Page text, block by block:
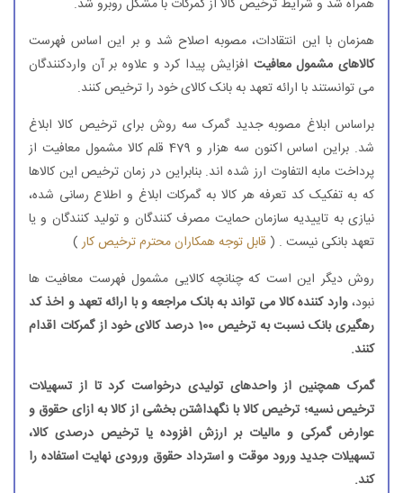
همراه شد و شرایط ترخیص کالا از گمرکات با مشکل روبرو شد.
همزمان با این انتقادات، مصوبه اصلاح شد و بر این اساس فهرست
کالاهای مشمول معافیت افزایش پیدا کرد و علاوه بر آن واردکنندگان
می توانستند با ارائه تعهد به بانک کالای خود را ترخیص کنند.
براساس ابلاغ مصوبه جدید گمرک سه روش برای ترخیص کالا ابلاغ
شد. براین اساس اکنون سه هزار و 479 قلم کالا مشمول معافیت از
پرداخت مابه التفاوت ارز شده اند. بنابراین در زمان ترخیص این کالاها
که به تفکیک کد تعرفه هر کالا به گمرکات ابلاغ و اطلاع رسانی شده،
نیازی به تاییدیه سازمان حمایت مصرف کنندگان و تولید کنندگان و یا
تعهد بانکی نیست . ( قابل توجه همکاران محترم ترخیص کار)
روش دیگر این است که چنانچه کالایی مشمول فهرست معافیت ها
نبود،وارد کننده کالا می تواند به بانک مراجعه و با ارائه تعهد و اخذ کد
رهگیری بانک نسبت به ترخیص 100 درصد کالای خود از گمرکات اقدام
کنند.
گمرک همچنین از واحدهای تولیدی درخواست کرد تا از تسهیلات
ترخیص نسیه؛ ترخیص کالا با نگهداشتن بخشی از کالا به ازای حقوق و
عوارض گمرکی و مالیات بر ارزش افزوده یا ترخیص درصدی کالا،
تسهیلات جدید ورود موقت و استرداد حقوق ورودی نهایت استفاده را
کند.